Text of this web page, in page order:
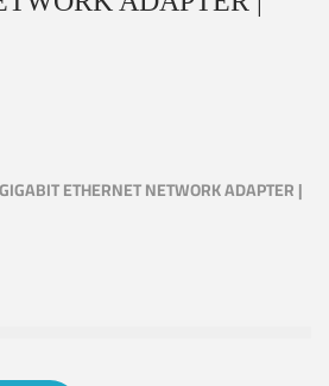
ETHERNET NETWORK ADAPTER |